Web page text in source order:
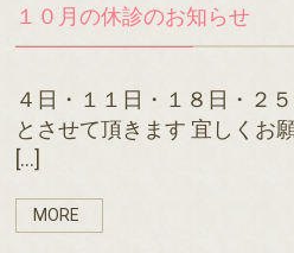
１０月の休診のお知らせ
４日・１１日・１８日・２
とさせて頂きます 宜しくお
[…]
MORE